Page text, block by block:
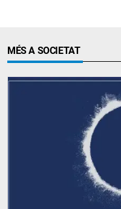
MÉS A SOCIETAT